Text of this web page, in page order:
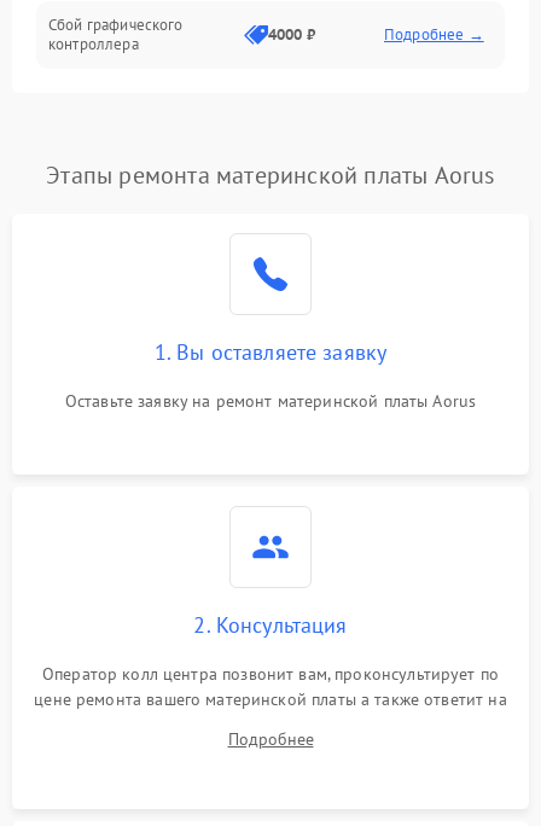
Сбой графического
контроллера
4000 ₽ Подробнее →
Этапы ремонта материнской платы Aorus
1. Вы оставляете заявку
Оставьте заявку на ремонт материнской платы Aorus
2. Консультация
Оператор колл центра позвонит вам, проконсультирует по
цене ремонта вашего материнской платы а также ответит на
Подробнее